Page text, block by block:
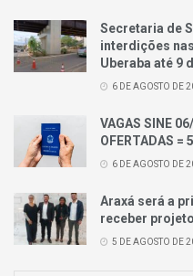
Secretaria de
interdições
Uberaba até 9
6 DE AGOSTO DE
VAGAS SINE
OFERTADAS =
6 DE AGOSTO DE
Araxá será a
receber
5 DE AGOSTO DE